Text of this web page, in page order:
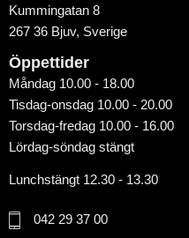
Kummingatan 8
267 36 Bjuv, Sverige
Öppettider
Måndag 10.00 - 18.00
Tisdag-onsdag 10.00 - 20.00
Torsdag-fredag 10.00 - 16.00
Lördag-söndag stängt
Lunchstängt 12.30 - 13.30
042 29 37 00